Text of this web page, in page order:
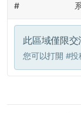
#
此區域僅限
您可以打開 #投